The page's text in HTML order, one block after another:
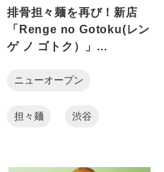
排骨担々麺を再び！新店
「Renge no Gotoku(レン
ゲ ノ ゴトク）」...
ニューオープン
担々麺 渋谷